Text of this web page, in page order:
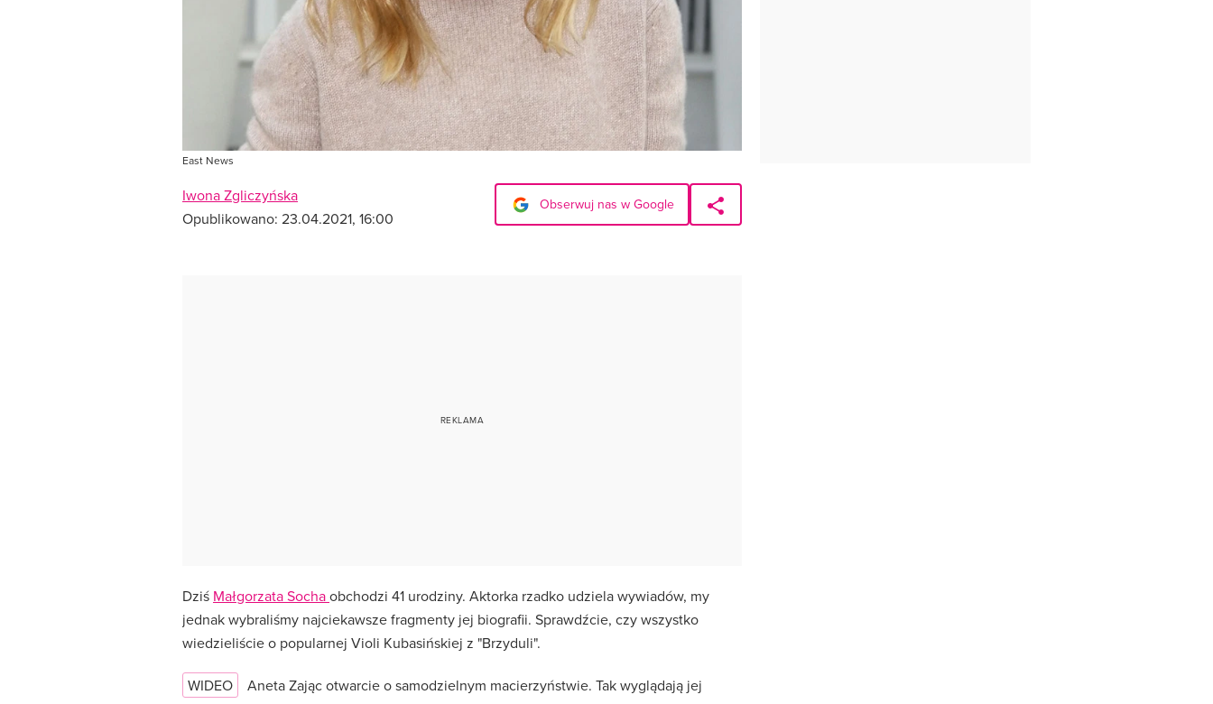
East News
Iwona Zgliczyńska
Opublikowano: 23.04.2021, 16:00
Obserwuj nas w Google
Dziś Małgorzata Sochaobchodzi 41 urodziny. Aktorka rzadko udziela wywiadów, my
jednak wybraliśmy najciekawsze fragmenty jej biografii. Sprawdźcie, czy wszystko
wiedzieliście o popularnej Violi Kubasińskiej z "Brzyduli".
WIDEO
Aneta Zając otwarcie o samodzielnym macierzyństwie. Tak wyglądają jej